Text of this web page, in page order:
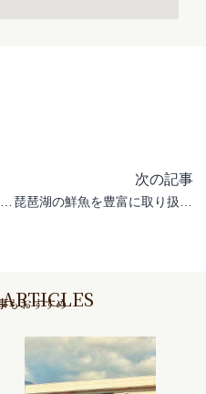
新鮮な川魚料理を堪能できる料理店「多々美家（たたみや）」
次の記事
琵琶湖の鮮魚を豊富に取り扱う 魚万商店（うおまんしょうてん）
もおすすめ